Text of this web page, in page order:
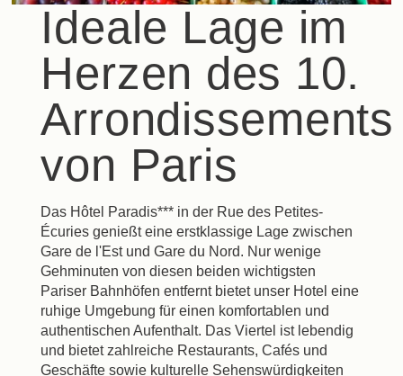
Ideale Lage im
Herzen des 10.
Arrondissements
von Paris
Das Hôtel Paradis*** in der Rue des Petites-
Écuries genießt eine erstklassige Lage zwischen
Gare de l'Est und Gare du Nord. Nur wenige
Gehminuten von diesen beiden wichtigsten
Pariser Bahnhöfen entfernt bietet unser Hotel eine
ruhige Umgebung für einen komfortablen und
authentischen Aufenthalt. Das Viertel ist lebendig
und bietet zahlreiche Restaurants, Cafés und
Geschäfte sowie kulturelle Sehenswürdigkeiten